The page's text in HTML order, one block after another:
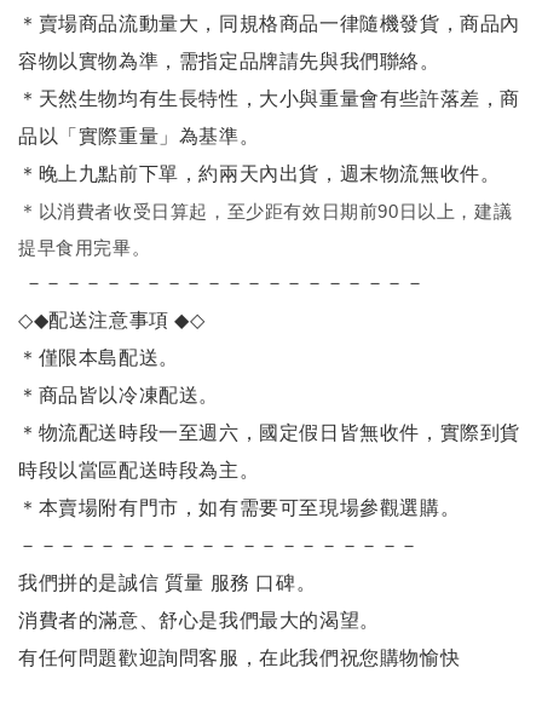
＊賣場商品流動量大，同規格商品一律隨機發貨，商品內
容物以實物為準，需指定品牌請先與我們聯絡。
＊天然生物均有生長特性，大小與重量會有些許落差，商
品以「實際重量」為基準。
＊晚上九點前下單，約兩天內出貨，週末物流無收件。
＊ 以消費者收受日算起，至少距有效日期前90日以上，建議
提早食用完畢。
－－－－－－－－－－－－－－－－－－－－
◇◆配送注意事項◆◇
＊僅限本島配送。
＊商品皆以冷凍配送。
＊物流配送時段一至週六，國定假日皆無收件，實際到貨
時段以當區配送時段為主。
＊本賣場附有門市，如有需要可至現場參觀選購。
－－－－－－－－－－－－－－－－－－－－
我們拼的是誠信 質量 服務 口碑。
消費者的滿意、舒心是我們最大的渴望。
有任何問題歡迎詢問客服，在此我們祝您購物愉快